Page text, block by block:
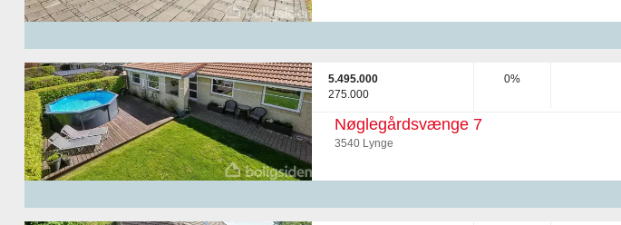
5.495.000
275.000
0%
Nøglegårdsvænge 7
3540 Lynge